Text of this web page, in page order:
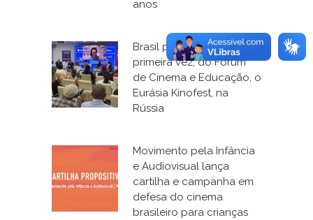
anos
Brasil participa, pela
primeira vez, do Fórum
de Cinema e Educação, o
Eurásia Kinofest, na
Rússia
Movimento pela Infância
e Audiovisual lança
cartilha e campanha em
defesa do cinema
brasileiro para crianças